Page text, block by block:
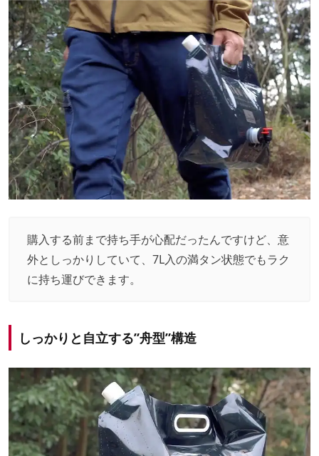
購入する前まで持ち手が心配だったんですけど、意
外としっかりしていて、7L入の満タン状態でもラク
に持ち運びできます。
しっかりと自立する”舟型”構造